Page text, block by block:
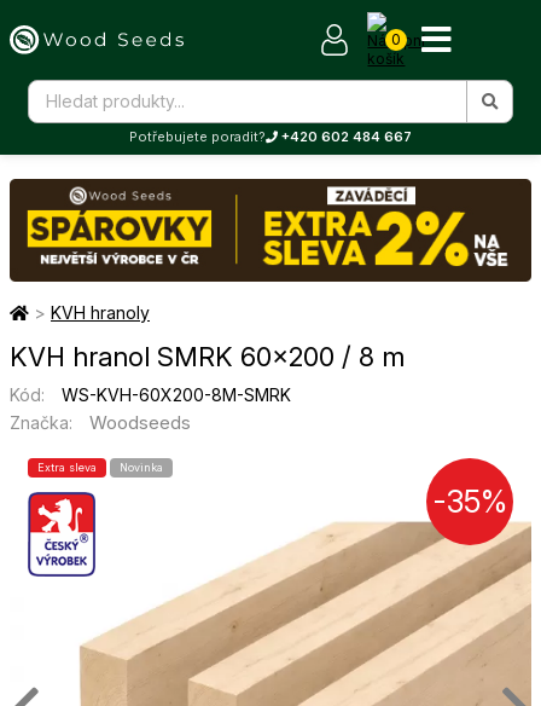
0
Potřebujete poradit? +420 602 484 667
> KVH hranoly
KVH hranol SMRK 60×200 / 8 m
Kód:
WS-KVH-60X200-8M-SMRK
Značka:
Woodseeds
Extra sleva Novinka
-35%